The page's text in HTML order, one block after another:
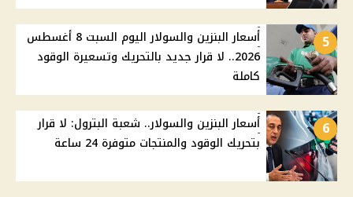
5
أسعار البنزين والسولار اليوم السبت 8 أغسطس
2026.. لا قرار جديد بالتحريك وتسعيرة الوقود
كاملة
6
أسعار البنزين والسولار.. شعبة البترول: لا قرار
بتحريك الوقود والمنتجات متوفرة 24 ساعة